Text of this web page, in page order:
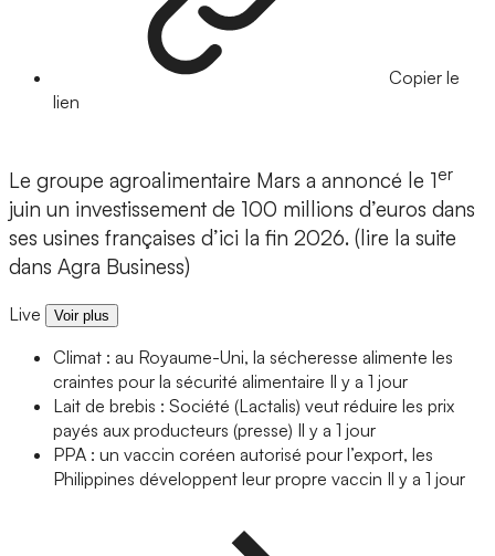
Copier le
lien
Le groupe agroalimentaire Mars a annoncé le 1er
juin un investissement de 100 millions d’euros dans
ses usines françaises d’ici la fin 2026. (lire la suite
dans Agra Business)
Live Voir plus
Climat : au Royaume-Uni, la sécheresse alimente les
craintes pour la sécurité alimentaire Il y a 1 jour
Lait de brebis : Société (Lactalis) veut réduire les prix
payés aux producteurs (presse) Il y a 1 jour
PPA : un vaccin coréen autorisé pour l’export, les
Philippines développent leur propre vaccin Il y a 1 jour